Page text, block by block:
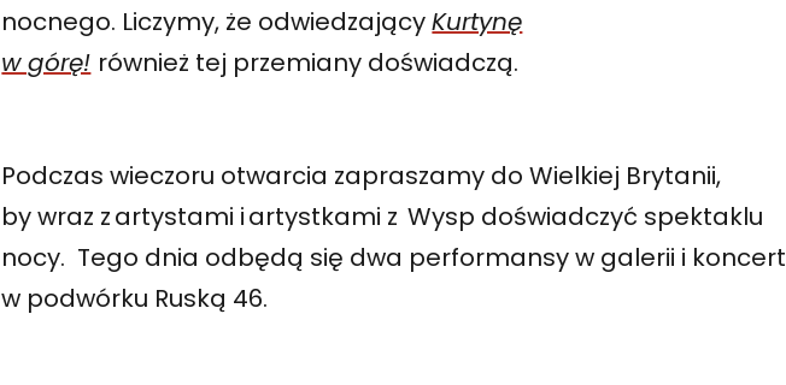
nocnego. Liczymy, że odwiedzającyKurtynę
w górę! również tej przemiany doświadczą.
Podczas wieczoru otwarcia zapraszamy do Wielkiej Brytanii,
by wraz z artystami i artystkami z Wysp doświadczyć spektaklu
nocy. Tego dnia odbędą się dwa performansy w galerii i koncert
w podwórku Ruską 46.